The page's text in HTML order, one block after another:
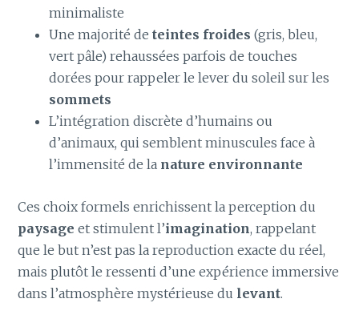
minimaliste
Une majorité de teintes froides (gris, bleu,
vert pâle) rehaussées parfois de touches
dorées pour rappeler le lever du soleil sur les
sommets
L’intégration discrète d’humains ou
d’animaux, qui semblent minuscules face à
l’immensité de la nature environnante
Ces choix formels enrichissent la perception du
paysage et stimulent l’imagination, rappelant
que le but n’est pas la reproduction exacte du réel,
mais plutôt le ressenti d’une expérience immersive
dans l’atmosphère mystérieuse du levant.